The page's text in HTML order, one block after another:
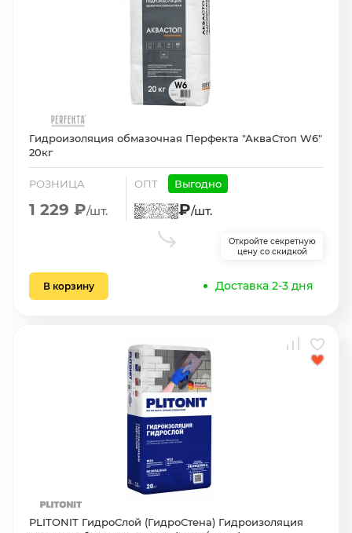
Гидроизоляция обмазочная Перфекта "АкваСтоп W6"
20кг
РОЗНИЦА
1 229 ₽/шт.
ОПТ Выгодно
₽/шт.
Откройте секретную
цену со скидкой
В корзину Доставка 2-3 дня
PLITONIT ГидроСлой (ГидроСтена) Гидроизоляция